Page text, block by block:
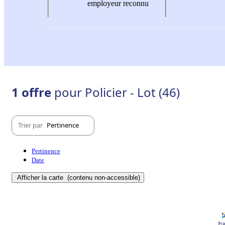
employeur reconnu
1 offre pour Policier - Lot (46)
Trier par Pertinence
Pertinence
Date
Afficher la carte (contenu non-accessible)